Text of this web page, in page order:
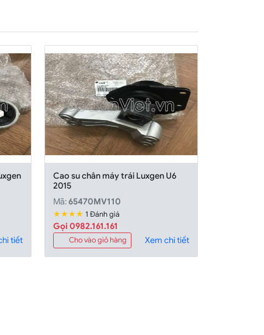
tiết
Cao su chân máy trái Luxgen U6
2015
Mã:65470MV110
★★★★ 1 Đánh giá
Gọi 0982.161.161
Cho vào giỏ hàng Xem chi tiết